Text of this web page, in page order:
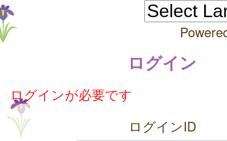
ログイン
ログインが必要です
ログインID